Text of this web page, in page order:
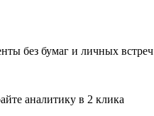
без бумаг и личных встреч
аналитику в 2 клика